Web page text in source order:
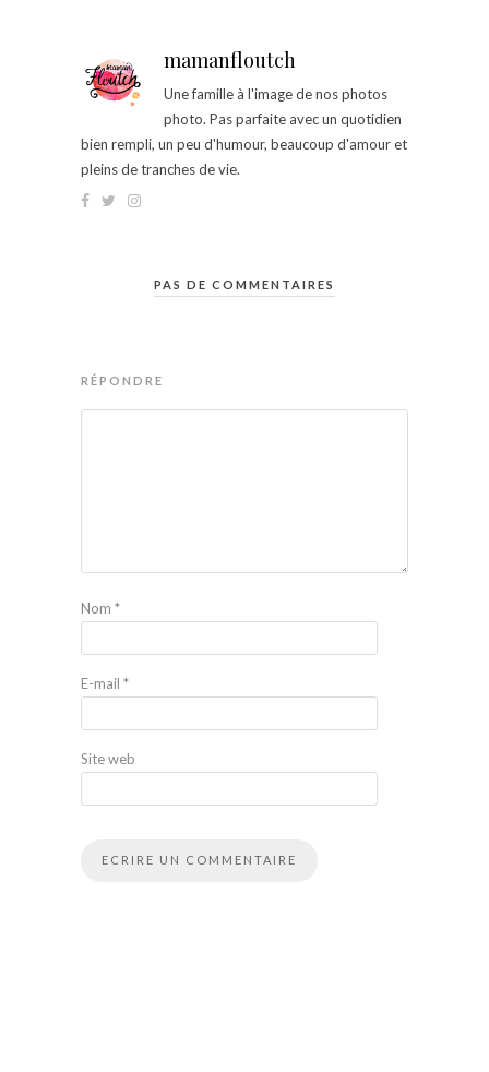
mamanfloutch
Une famille à l'image de nos photos
photo. Pas parfaite avec un quotidien
bien rempli, un peu d'humour, beaucoup d'amour et
pleins de tranches de vie.
PAS DE COMMENTAIRES
RÉPONDRE
Nom *
E-mail *
Site web